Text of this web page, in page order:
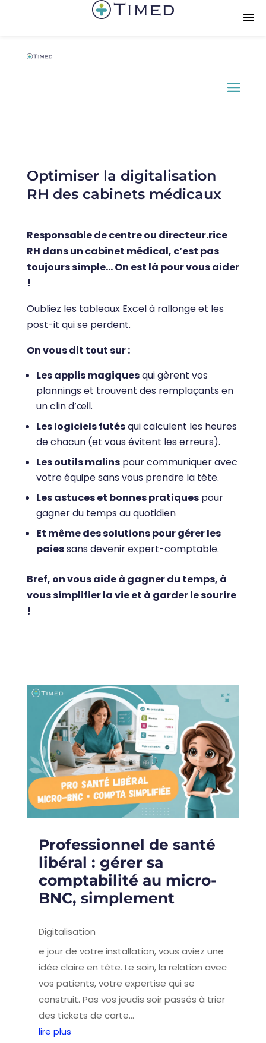
Optimiser la digitalisation
RH des cabinets médicaux
Responsable de centre ou directeur.rice
RH dans un cabinet médical, c’est pas
toujours simple… On est là pour vous aider
!
Oubliez les tableaux Excel à rallonge et les
post-it qui se perdent.
On vous dit tout sur :
Les applis magiquesqui gèrent vos
plannings et trouvent des remplaçants en
un clin d’œil.
Les logiciels futésqui calculent les heures
de chacun (et vous évitent les erreurs).
Les outils malinspour communiquer avec
votre équipe sans vous prendre la tête.
Les astuces et bonnes pratiquespour
gagner du temps au quotidien
Et même des solutions pour gérer les
paiessans devenir expert-comptable.
Bref, on vous aide à gagner du temps, à
vous simplifier la vie et à garder le sourire
!
Professionnel de santé
libéral : gérer sa
comptabilité au micro-
BNC, simplement
Digitalisation
e jour de votre installation, vous aviez une
idée claire en tête. Le soin, la relation avec
vos patients, votre expertise qui se
construit. Pas vos jeudis soir passés à trier
des tickets de carte...
lire plus